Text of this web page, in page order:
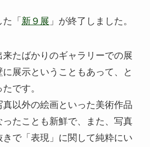
「 新９展 」が終了しました。
たばかりのギャラリーでの展
展示ということもあって、と
です。
以外の絵画といった美術作品
ったことも新鮮で、また、写真
で「表現」に関して純粋にい